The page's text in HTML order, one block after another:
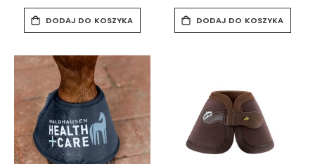
DODAJ DO KOSZYKA DODAJ DO KOSZYKA